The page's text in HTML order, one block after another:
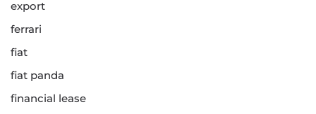
export
ferrari
fiat
fiat panda
financial lease